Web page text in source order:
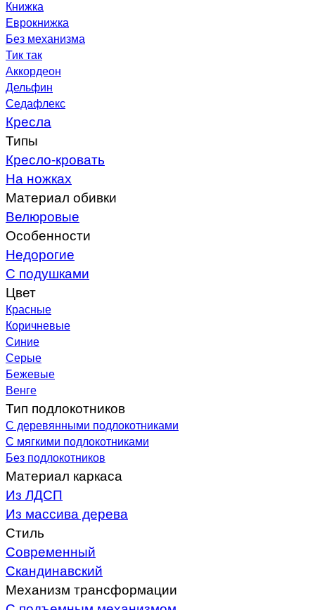
Книжка
Еврокнижка
Без механизма
Тик так
Аккордеон
Дельфин
Седафлекс
Кресла
Типы
Кресло-кровать
На ножках
Материал обивки
Велюровые
Особенности
Недорогие
С подушками
Цвет
Красные
Коричневые
Синие
Серые
Бежевые
Венге
Тип подлокотников
С деревянными подлокотниками
С мягкими подлокотниками
Без подлокотников
Материал каркаса
Из ЛДСП
Из массива дерева
Стиль
Современный
Скандинавский
Механизм трансформации